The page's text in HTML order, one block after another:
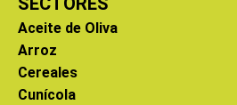
Aceite de Oliva
Arroz
Cereales
Cunícola